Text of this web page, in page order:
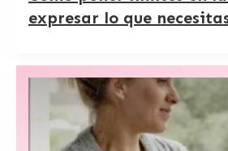
expresar lo que